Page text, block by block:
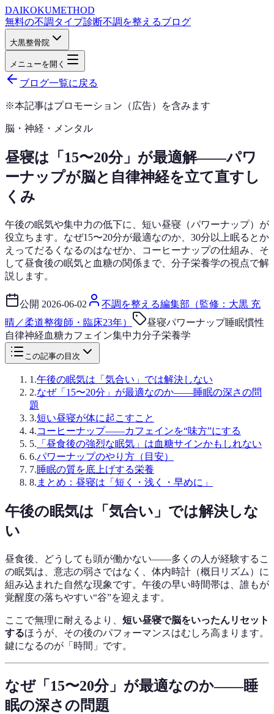
DAIKOKUMETHOD
無料の不調タイプ診断不調を整えるブログ
大黒整骨院
メニューを開く
ブログ一覧に戻る
※本記事はプロモーション（広告）を含みます
脳・神経・メンタル
昼寝は「15〜20分」が最適解——パワ
ーナップが脳と自律神経を立て直すし
くみ
午後の眠気や集中力の低下に、短い昼寝（パワーナップ）が
役立ちます。なぜ15〜20分が最適なのか、30分以上眠るとか
えってだるくなるのはなぜか、コーヒーナップの仕組み、そ
して昼食後の眠気と血糖の関係まで、分子栄養学の視点で解
説します。
公開 2026-06-02
不調を整える編集部（監修：大黒 充
晴／柔道整復師・臨床23年）
昼寝パワーナップ睡眠慣性
自律神経血糖カフェイン集中力分子栄養学
この記事の目次
1 .午後の眠気は「気合い」では解決しない
2.なぜ「15〜20分」が最適なのか——睡眠の深さの問
題
3.短い昼寝が体に起こすこと
4.コーヒーナップ——カフェインを“味方”にする
5. 「昼食後の強烈な眠気」は血糖サインかもしれない
6.パワーナップのやり方（目安）
7.睡眠の質を底上げする栄養
8. まとめ：昼寝は「短く・浅く・早めに」
午後の眠気は「気合い」では解決しな
い
昼食後、どうしても頭が働かない——多くの人が経験するこ
の眠気は、意志の弱さではなく、体内時計（概日リズム）に
組み込まれた自然な現象です。午後の早い時間帯は、誰もが
覚醒度の落ちやすい“谷”を迎えます。
ここで無理に耐えるより、 短い昼寝で脳をいったんリセット
するほうが、その後のパフォーマンスはむしろ高まります。
鍵になるのが「時間」です。
なぜ「15〜20分」が最適なのか——睡
眠の深さの問題